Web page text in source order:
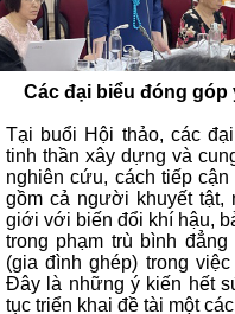
Các đại biểu đóng góp
Tại buổi Hội thảo, các
tinh thần xây dựng và
nghiên cứu, cách tiếp
gồm cả người khuyết tật,
giới với biến đổi khí hậu,
trong phạm trù bình
(gia đình ghép) trong
Đây là những ý kiến hết
tục triển khai đề tài một